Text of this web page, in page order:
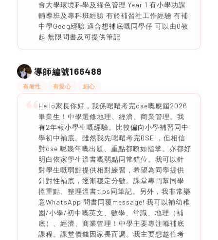
會大學環境科學及綠色管理 Year 1 有小學功課
輔導班及專科班經驗 有於補習社工作經驗 有補
中學Geog經驗 適合想補底嘅同學仔 可以由0教
起 無限問書及可提供筆記
導師編號166488
有耐性 有愛心 細心
Hello家長你好，我係啱啱考完dse嘅應屆2026
畢業生！中學選修地理、經濟、商業管理。我
有2年報小學生嘅經驗。比較偏向小學補習同中
學初中補底。雖然我先啱啱考完DSE ，但相信
對dse 呢幾年嘅出題、重點都瞭如指掌。亦都好
明白依家學生溫書嘅弱點同常錯位。我可以針
對學生嘅弱點提供相對練習，希望為同學提供
針對性補底，逐漸穩定分數。課堂專門幫同學
搵重點、整理溫書tips同筆記。另外，我非常樂
意WhatsApp 問書同覆message! 我可以補幼稚
園/小學/初中嘅英文、數學、常識、地理（補
底）、經濟、商業管理！中學主要專注喺補底
課程。課堂價錢因家長而調。我主要想趁住考